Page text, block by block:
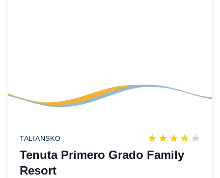
TALIANSKO
Tenuta Primero Grado Family
Resort